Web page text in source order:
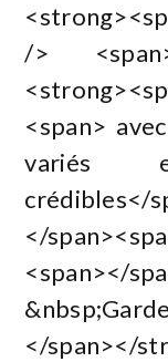
/> <span>-
<span>
variés et
crédibles</
</
<span></
</